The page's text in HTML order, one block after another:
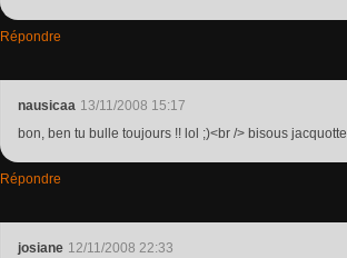
Répondre
nausicaa 13/11/2008 15:17
bon, ben tu bulle toujours !! lol ;)<br /> bisous jacquotte
Répondre
josiane 12/11/2008 22:33